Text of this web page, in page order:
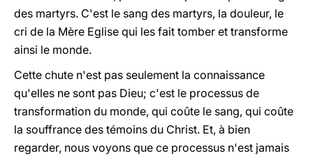
des martyrs. C'est le sang des martyrs, la douleur, le
cri de la Mère Eglise qui les fait tomber et transforme
ainsi le monde.
Cette chute n'est pas seulement la connaissance
qu'elles ne sont pas Dieu; c'est le processus de
transformation du monde, qui coûte le sang, qui coûte
la souffrance des témoins du Christ. Et, à bien
regarder, nous voyons que ce processus n'est jamais